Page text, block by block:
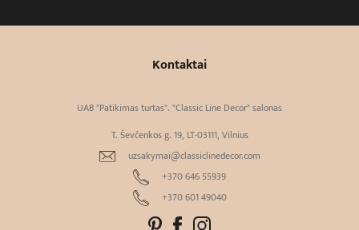
Kontaktai
UAB "Patikimas turtas". "Classic Line Decor" salonas
T. Ševčenkos g. 19, LT-03111, Vilnius
uzsakymai@classiclinedecor.com
+370 646 55939
+370 601 49040